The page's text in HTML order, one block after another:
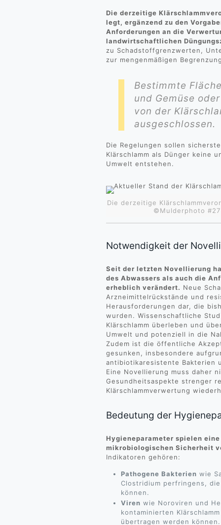
Die derzeitige
legt, ergänzend zu den
Anforderungen an die
landwirtschaftlichen
zu Schadstoffgrenzwerten,
zur mengenmäßigen
Bestimmte
und Gemüse
von der
ausgeschlossen.
Die Regelungen sollen
Klärschlamm als Dünger keine
Umwelt entstehen.
Die derzeitige
©Mulderphoto
Notwendigkeit der
Seit der letzten Novellierung
des Abwassers als auch die
erheblich verändert. Neue
Arzneimittelrückstände und
Herausforderungen dar, die
wurden. Wissenschaftliche
Klärschlamm überleben und
Umwelt und potenziell in die
Zudem ist die öffentliche
gesunken, insbesondere
antibiotikaresistente Bakterien
Eine Novellierung muss daher
Gesundheitsaspekte strenger
Klärschlammverwertung
Bedeutung der
Hygieneparameter spielen
mikrobiologischen Sicherheit
Indikatoren gehören:
Pathogene Bakterien wie
Clostridium perfringens,
können.
Viren wie Noroviren und
kontaminierten
übertragen werden können.